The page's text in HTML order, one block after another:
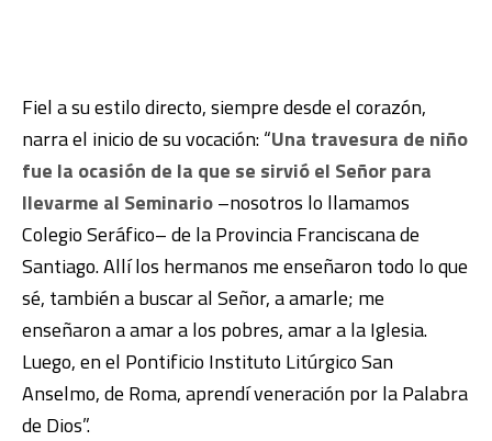
Fiel a su estilo directo, siempre desde el corazón,
narra el inicio de su vocación: “Una travesura de niño
fue la ocasión de la que se sirvió el Señor para
llevarme al Seminario–nosotros lo llamamos
Colegio Seráfico– de la Provincia Franciscana de
Santiago. Allí los hermanos me enseñaron todo lo que
sé, también a buscar al Señor, a amarle; me
enseñaron a amar a los pobres, amar a la Iglesia.
Luego, en el Pontificio Instituto Litúrgico San
Anselmo, de Roma, aprendí veneración por la Palabra
de Dios”.